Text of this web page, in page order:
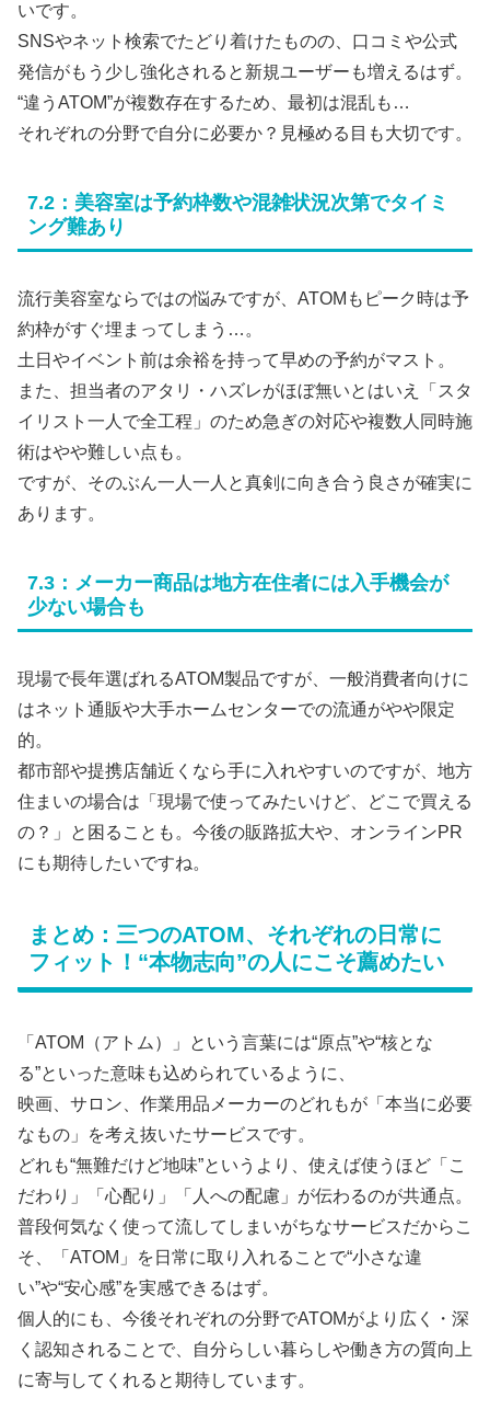
いです。
SNSやネット検索でたどり着けたものの、口コミや公式
発信がもう少し強化されると新規ユーザーも増えるはず。
“違うATOM”が複数存在するため、最初は混乱も…
それぞれの分野で自分に必要か？見極める目も大切です。
7.2：美容室は予約枠数や混雑状況次第でタイミ
ング難あり
流行美容室ならではの悩みですが、ATOMもピーク時は予
約枠がすぐ埋まってしまう…。
土日やイベント前は余裕を持って早めの予約がマスト。
また、担当者のアタリ・ハズレがほぼ無いとはいえ「スタ
イリスト一人で全工程」のため急ぎの対応や複数人同時施
術はやや難しい点も。
ですが、そのぶん一人一人と真剣に向き合う良さが確実に
あります。
7.3：メーカー商品は地方在住者には入手機会が
少ない場合も
現場で長年選ばれるATOM製品ですが、一般消費者向けに
はネット通販や大手ホームセンターでの流通がやや限定
的。
都市部や提携店舗近くなら手に入れやすいのですが、地方
住まいの場合は「現場で使ってみたいけど、どこで買える
の？」と困ることも。今後の販路拡大や、オンラインPR
にも期待したいですね。
まとめ：三つのATOM、それぞれの日常に
フィット！“本物志向”の人にこそ薦めたい
「ATOM（アトム）」という言葉には“原点”や“核とな
る”といった意味も込められているように、
映画、サロン、作業用品メーカーのどれもが「本当に必要
なもの」を考え抜いたサービスです。
どれも“無難だけど地味”というより、使えば使うほど「こ
だわり」「心配り」「人への配慮」が伝わるのが共通点。
普段何気なく使って流してしまいがちなサービスだからこ
そ、「ATOM」を日常に取り入れることで“小さな違
い”や“安心感”を実感できるはず。
個人的にも、今後それぞれの分野でATOMがより広く・深
く認知されることで、自分らしい暮らしや働き方の質向上
に寄与してくれると期待しています。